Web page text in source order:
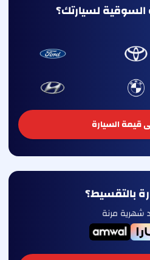
لسيارتك؟
قيمة السيارة
بالتقسيط؟
مرنة